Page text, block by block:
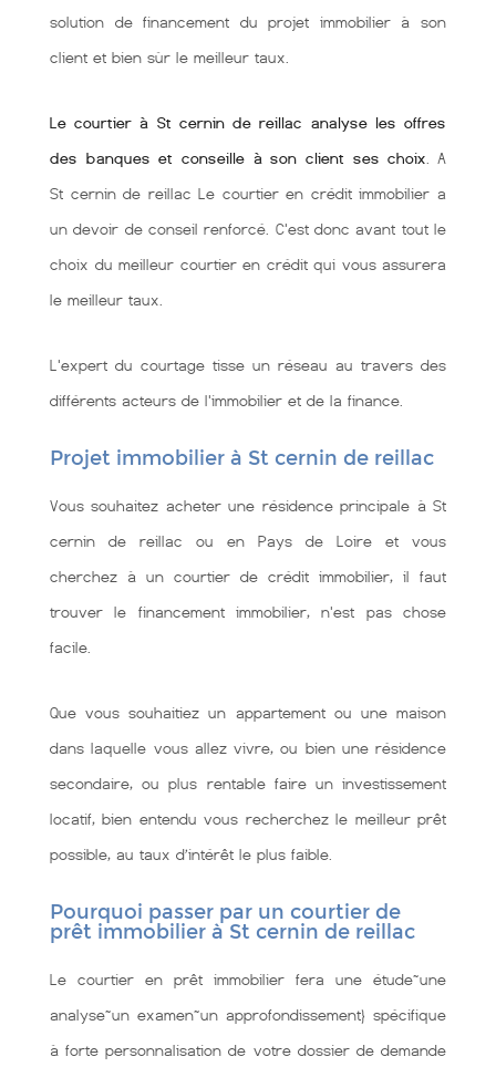
solution de financement du projet immobilier à son
client et bien sùr le meilleur taux.
Le courtier à St cernin de reillac analyse les offres
des banques et conseille à son client ses choix . A
St cernin de reillac Le courtier en crédit immobilier a
un devoir de conseil renforcé. C'est donc avant tout le
choix du meilleur courtier en crédit qui vous assurera
le meilleur taux.
L'expert du courtage tisse un réseau au travers des
différents acteurs de l'immobilier et de la finance.
Projet immobilier à St cernin de reillac
Vous souhaitez acheter une résidence principale à St
cernin de reillac ou en Pays de Loire et vous
cherchez à un courtier de crédit immobilier, il faut
trouver le financement immobilier, n'est pas chose
facile.
Que vous souhaitiez un appartement ou une maison
dans laquelle vous allez vivre, ou bien une résidence
secondaire, ou plus rentable faire un investissement
locatif, bien entendu vous recherchez le meilleur prêt
possible, au taux d’intérêt le plus faible.
Pourquoi passer par un courtier de
prêt immobilier à St cernin de reillac
Le courtier en prêt immobilier fera une étude~une
analyse~un examen~un approfondissement} spécifique
à forte personnalisation de votre dossier de demande